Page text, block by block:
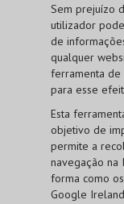
Sem prejuízo
utilizador
de
qualquer
ferramenta de
para esse
Esta
objetivo de
permite a
navegação na
forma como
Google